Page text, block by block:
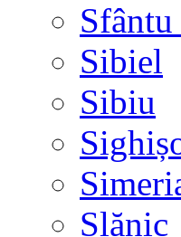
Sibiel
Sibiu
Slănic